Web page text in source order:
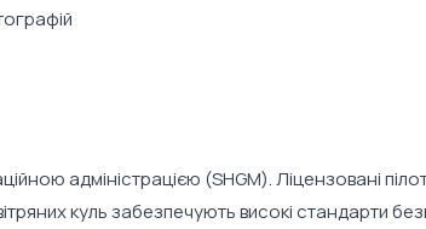
адміністрацією (SHGM). Ліцензовані
куль забезпечують високі стандарти